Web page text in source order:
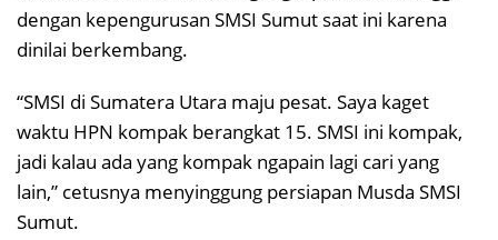
dengan kepengurusan SMSI Sumut saat ini karena
dinilai berkembang.
“SMSI di Sumatera Utara maju pesat. Saya kaget
waktu HPN kompak berangkat 15. SMSI ini kompak,
jadi kalau ada yang kompak ngapain lagi cari yang
lain,” cetusnya menyinggung persiapan Musda SMSI
Sumut.